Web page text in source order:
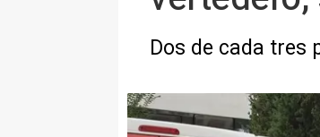
Dos de cada tres